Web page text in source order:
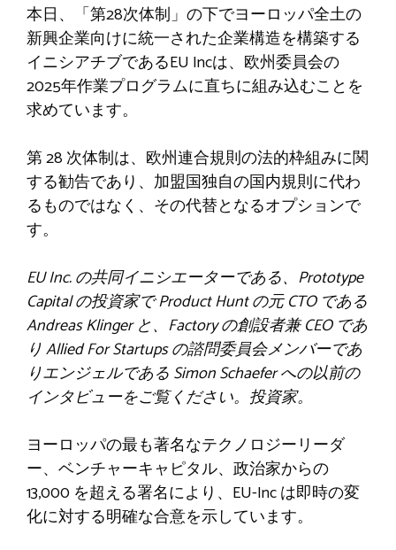
本日、「第28次体制」の下でヨーロッパ全土の
新興企業向けに統一された企業構造を構築する
イニシアチブであるEU Incは、欧州委員会の
2025年作業プログラムに直ちに組み込むことを
求めています。
第 28 次体制は、欧州連合規則の法的枠組みに関
する勧告であり、加盟国独自の国内規則に代わ
るものではなく、その代替となるオプションで
す。
EU Inc. の共同イニシエーターである、Prototype
Capital の投資家で Product Hunt の元 CTO である
Andreas Klinger と、Factory の創設者兼 CEO であ
り Allied For Startups の諮問委員会メンバーであ
りエンジェルである Simon Schaefer への以前の
インタビューをご覧ください。投資家。
ヨーロッパの最も著名なテクノロジーリーダ
ー、ベンチャーキャピタル、政治家からの
13,000 を超える署名により、EU-Inc は即時の変
化に対する明確な合意を示しています。